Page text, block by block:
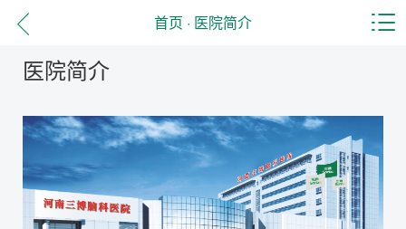
首页 · 医院简介
医院简介